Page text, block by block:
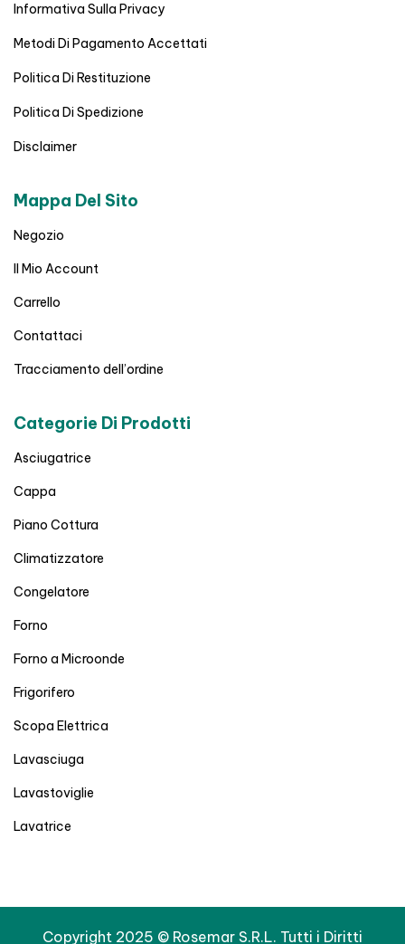
Informativa Sulla Privacy
Metodi Di Pagamento Accettati
Politica Di Restituzione
Politica Di Spedizione
Disclaimer
Mappa Del Sito
Negozio
Il Mio Account
Carrello
Contattaci
Tracciamento dell’ordine
Categorie Di Prodotti
Asciugatrice
Cappa
Piano Cottura
Climatizzatore
Congelatore
Forno
Forno a Microonde
Frigorifero
Scopa Elettrica
Lavasciuga
Lavastoviglie
Lavatrice
Copyright 2025 © Rosemar S.R.L. Tutti i Diritti